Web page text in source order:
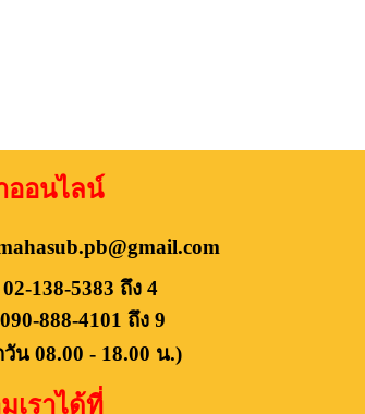
นไลน์
02-138-5383 ถึง 4
090-888-4101 ถึง 9
น 08.00 - 18.00 น.)
เราได้ที่